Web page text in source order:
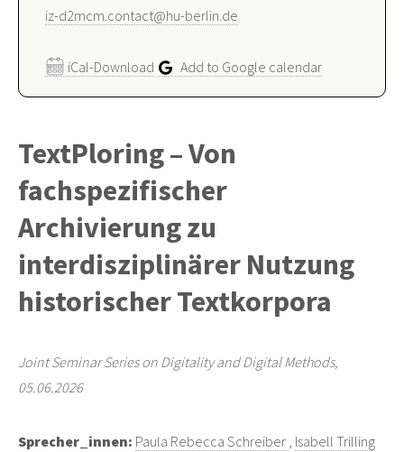
iz-d2mcm.contact@hu-berlin.de
iCal-Download Add to Google calendar
TextPloring – Von
fachspezifischer
Archivierung zu
interdisziplinärer Nutzung
historischer Textkorpora
Joint Seminar Series on Digitality and Digital Methods,
05.06.2026
Sprecher_innen: Paula Rebecca Schreiber , Isabell Trilling